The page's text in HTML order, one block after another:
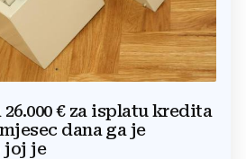
€ za isplatu kredita
dana ga je
joj je